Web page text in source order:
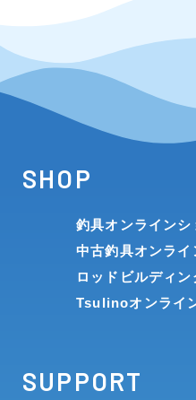
SHOP
釣具オンラインシ
中古釣具オンライ
ロッドビルディ
Tsulinoオンライ
SUPPORT